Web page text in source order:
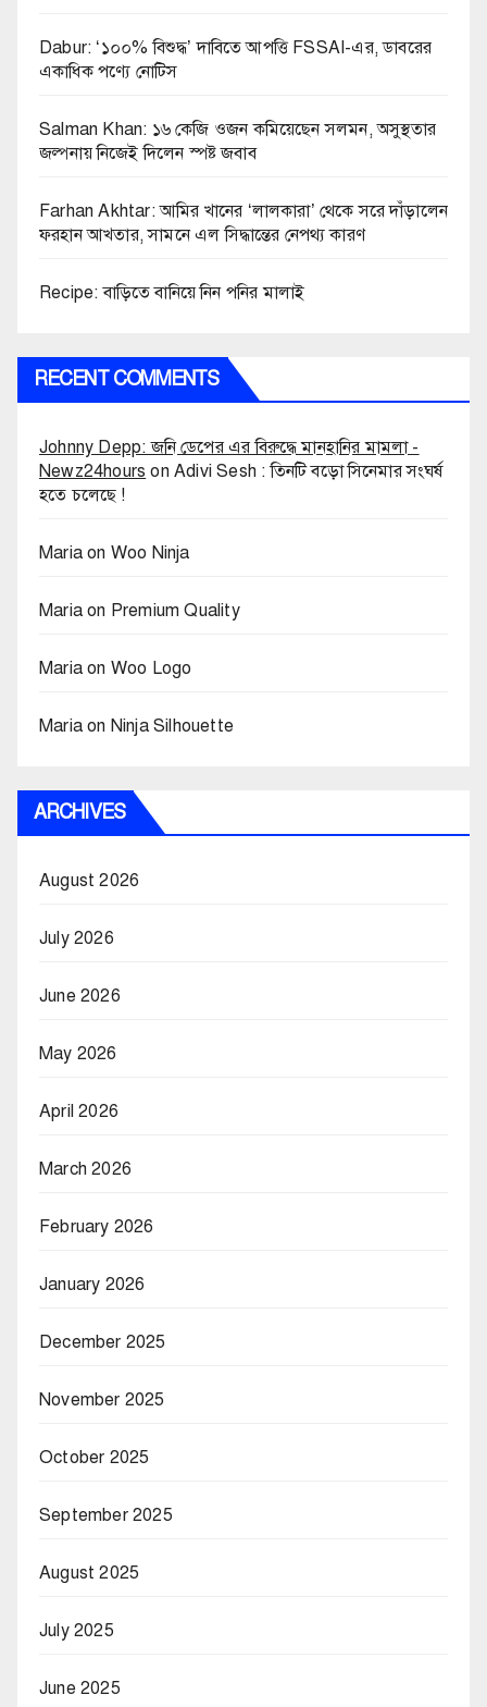
Dabur: ‘১০০% বিশুদ্ধ’ দাবিতে আপত্তি FSSAI-এর, ডাবরের
একাধিক পণ্যে নোটিস
Salman Khan: ১৬ কেজি ওজন কমিয়েছেন সলমন, অসুস্থতার
জল্পনায় নিজেই দিলেন স্পষ্ট জবাব
Farhan Akhtar: আমির খানের ‘লালকারা’ থেকে সরে দাঁড়ালেন
ফরহান আখতার, সামনে এল সিদ্ধান্তের নেপথ্য কারণ
Recipe: বাড়িতে বানিয়ে নিন পনির মালাই
RECENT COMMENTS
Johnny Depp: জনি ডেপের এর বিরুদ্ধে মানহানির মামলা -
Newz24hours onAdivi Sesh : তিনটি বড়ো সিনেমার সংঘর্ষ
হতে চলেছে !
Maria on Woo Ninja
Maria on Premium Quality
Maria on Woo Logo
Maria on Ninja Silhouette
ARCHIVES
August 2026
July 2026
June 2026
May 2026
April 2026
March 2026
February 2026
January 2026
December 2025
November 2025
October 2025
September 2025
August 2025
July 2025
June 2025